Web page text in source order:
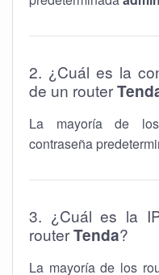
2. ¿Cuál es la
de un router
La mayoría de
contraseña
3. ¿Cuál es la
routerTenda?
La mayoría de los